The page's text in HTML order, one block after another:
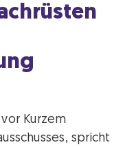
Kurzem
spricht